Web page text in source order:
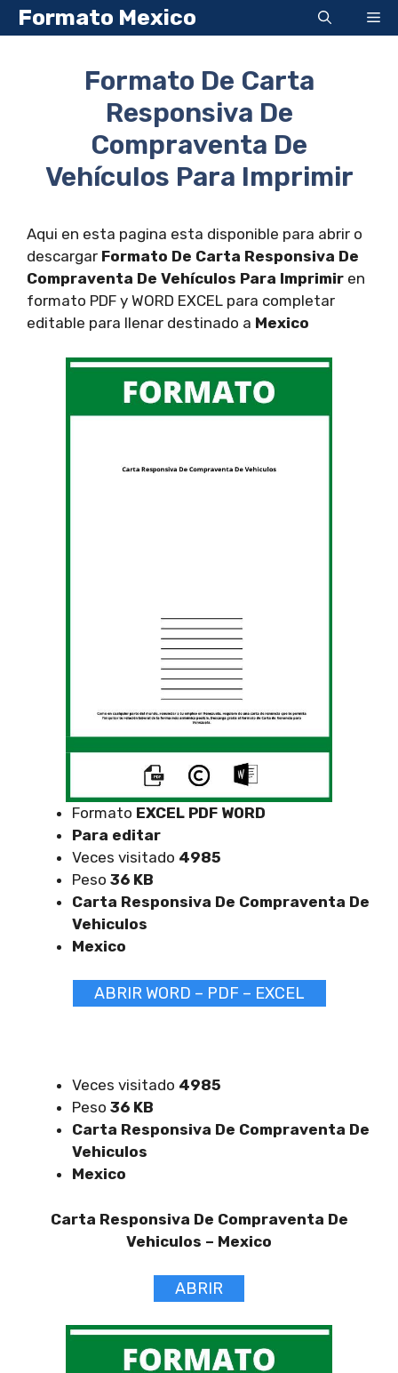
Saltar
al
Formato Mexico
Formato De Carta
Responsiva De
Compraventa De
Vehículos Para Imprimir
Aqui en esta pagina esta disponible para abrir o
descargar Formato De Carta Responsiva De
Compraventa De Vehículos Para Imprimir en
formato PDF y WORD EXCEL para completar
editable para llenar destinado a Mexico
Formato EXCEL PDF WORD
Para editar
Veces visitado 4985
Peso 36 KB
Carta Responsiva De Compraventa De
Vehiculos
Mexico
ABRIR WORD – PDF – EXCEL
Veces visitado 4985
Peso 36 KB
Carta Responsiva De Compraventa De
Vehiculos
Mexico
Carta Responsiva De Compraventa De
Vehiculos – Mexico
ABRIR